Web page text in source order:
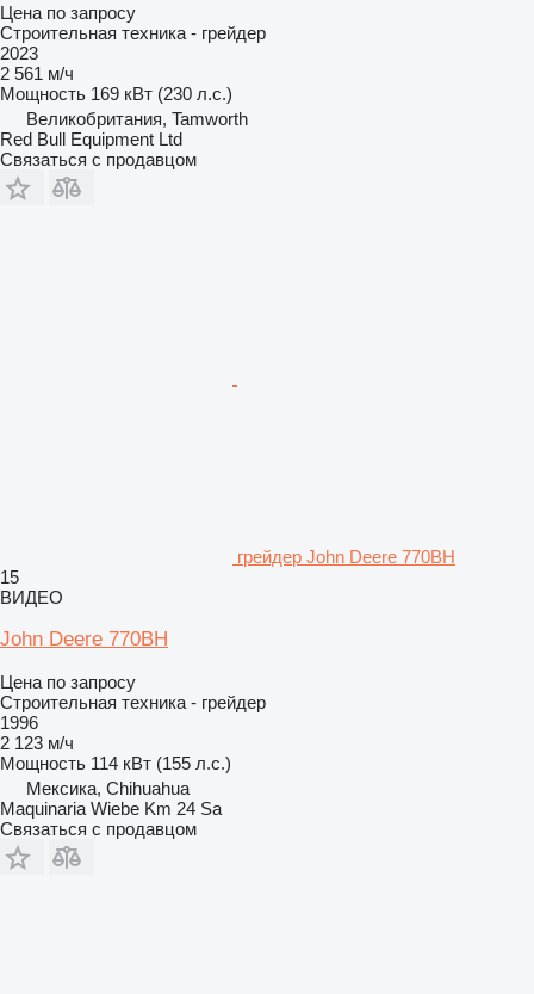
Цена по запросу
Строительная техника - грейдер
2023
2 561 м/ч
Мощность 169 кВт (230 л.с.)
Великобритания, Tamworth
Red Bull Equipment Ltd
Связаться с продавцом
грейдер John Deere 770BH
15
ВИДЕО
John Deere 770BH
Цена по запросу
Строительная техника - грейдер
1996
2 123 м/ч
Мощность 114 кВт (155 л.с.)
Мексика, Chihuahua
Maquinaria Wiebe Km 24 Sa
Связаться с продавцом